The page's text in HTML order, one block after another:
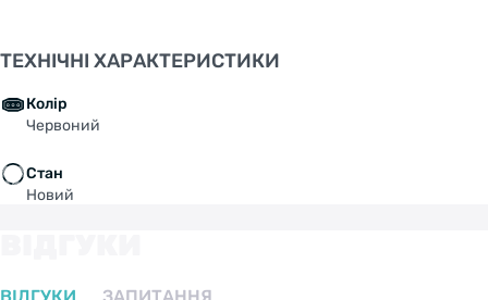
ТЕХНІЧНІ ХАРАКТЕРИСТИКИ
Колір
Червоний
Стан
Новий